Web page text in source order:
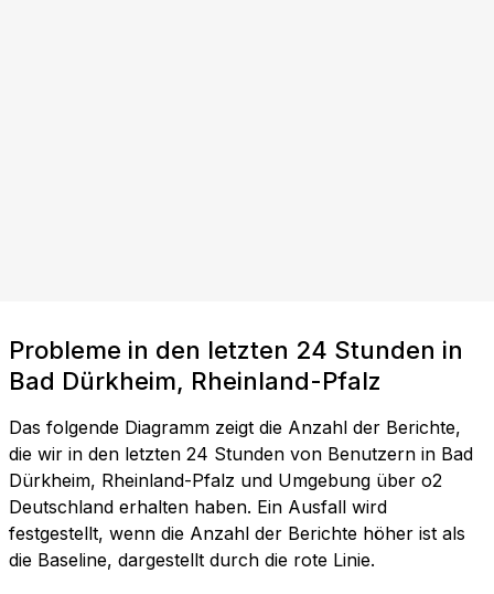
Probleme in den letzten 24 Stunden in
Bad Dürkheim, Rheinland-Pfalz
Das folgende Diagramm zeigt die Anzahl der Berichte,
die wir in den letzten 24 Stunden von Benutzern in Bad
Dürkheim, Rheinland-Pfalz und Umgebung über o2
Deutschland erhalten haben. Ein Ausfall wird
festgestellt, wenn die Anzahl der Berichte höher ist als
die Baseline, dargestellt durch die rote Linie.